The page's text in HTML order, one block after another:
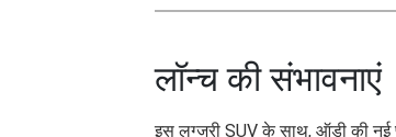
लॉन्च की संभावनाएं
इस लग्जरी SUV के साथ, ऑडी की नई